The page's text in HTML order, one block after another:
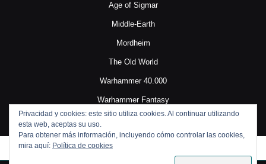
Age of Sigmar
Middle-Earth
Mordheim
The Old World
Warhammer 40.000
Warhammer Fantasy
Privacidad y cookies: este sitio utiliza cookies. Al continuar utilizando
esta web, aceptas su uso.
Para obtener más información, incluyendo cómo controlar las cookies,
mira aquí: Política de cookies